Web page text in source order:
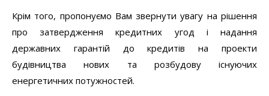
Крім того, пропонуємо Вам звернути увагу на рішення
про затвердження кредитних угод і надання
державних гарантій до кредитів на проекти
будівництва нових та розбудову існуючих
енергетичних потужностей.